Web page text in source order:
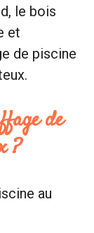
le bois
et
de piscine
de
?
au